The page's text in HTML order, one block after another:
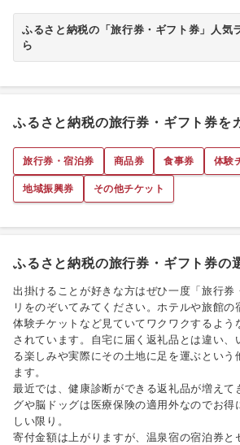
ふるさと納税の「旅行券・ギフト券」人気
ら
ふるさと納税の旅行券・ギフト券を
旅行券・宿泊券 商品券 食事券
体験
地域振興券
その他チケット
ふるさと納税の旅行券・ギフト券の
出掛けることが好きな方はぜひ一度「旅行券
リをのぞいてみてください。ホテルや旅館
体験チケットなど見ていてワクワクするよう
されています。自宅に届く返礼品とは違い、
る楽しみや実際にその土地に足を運ぶという
ます。
最近では、健康診断ができる返礼品が増えて
グや脳ドッグは医療保険の適用外なのでお得
しい限り。
寄付金額は上がりますが、温泉宿の宿泊券